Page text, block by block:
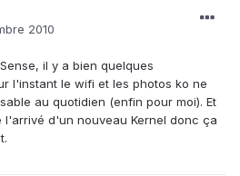
2010
il y a bien quelques
l'instant le wifi et les photos ko ne
au quotidien (enfin pour moi). Et
l'arrivé d'un nouveau Kernel donc ça